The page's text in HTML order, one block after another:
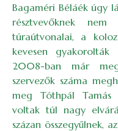
Bagaméri Béláék úgy
résztvevőknek
túraútvonalai, a
kevesen
2008-ban már
szervezők száma
meg Tóthpál Tamás
voltak túl nagy
százan összegyűlnek,